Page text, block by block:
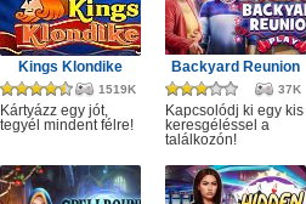
Kings Klondike
1519K
Kártyázz egy jót,
tegyél mindent félre!
Backyard Reunion
37K
Kapcsolódj ki egy kis
keresgéléssel a
találkozón!